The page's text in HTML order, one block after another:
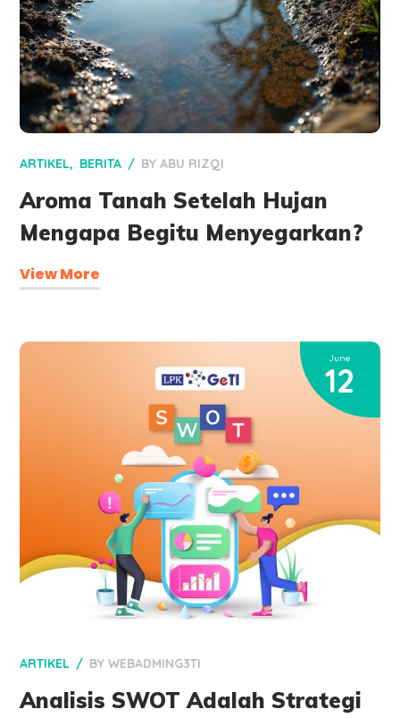
ARTIKEL BERITA BYABU RIZQI
Aroma Tanah Setelah Hujan
Mengapa Begitu Menyegarkan?
View More
June
12
ARTIKEL BYWEBADMING3TI
Analisis SWOT Adalah Strategi